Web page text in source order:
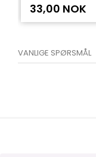
33,00 NOK
VANLIGE SPØRSMÅL